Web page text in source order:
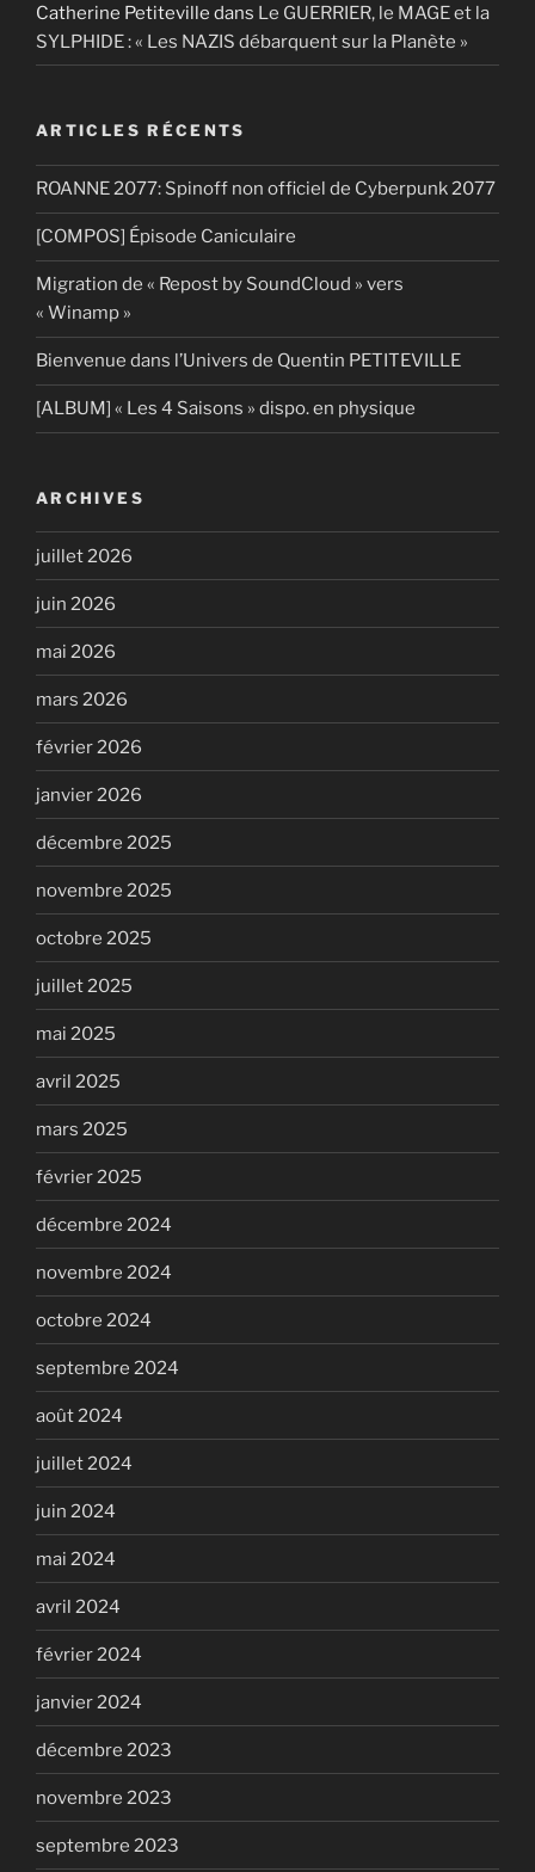
Catherine Petiteville dans Le GUERRIER, le MAGE et la
SYLPHIDE : « Les NAZIS débarquent sur la Planète »
ARTICLES RÉCENTS
ROANNE 2077: Spinoff non officiel de Cyberpunk 2077
[COMPOS] Épisode Caniculaire
Migration de « Repost by SoundCloud » vers
« Winamp »
Bienvenue dans l’Univers de Quentin PETITEVILLE
[ALBUM] « Les 4 Saisons » dispo. en physique
ARCHIVES
juillet 2026
juin 2026
mai 2026
mars 2026
février 2026
janvier 2026
décembre 2025
novembre 2025
octobre 2025
juillet 2025
mai 2025
avril 2025
mars 2025
février 2025
décembre 2024
novembre 2024
octobre 2024
septembre 2024
août 2024
juillet 2024
juin 2024
mai 2024
avril 2024
février 2024
janvier 2024
décembre 2023
novembre 2023
septembre 2023